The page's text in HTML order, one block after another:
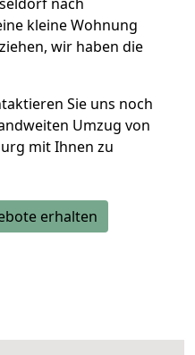
kleine Wohnung
wir haben die
Sie uns noch
Umzug von
mit Ihnen zu
erhalten